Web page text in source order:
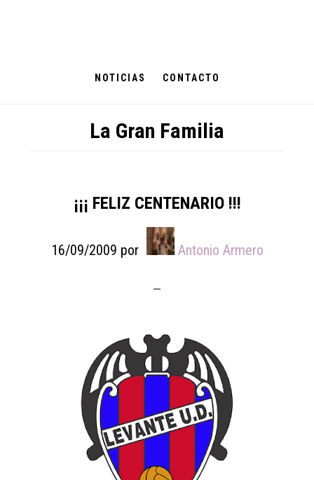
NOTICIAS CONTACTO
La Gran Familia
¡¡¡ FELIZ CENTENARIO !!!
16/09/2009 por Antonio Armero